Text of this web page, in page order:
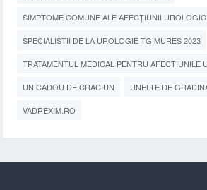
SIMPTOME COMUNE ALE AFECȚIUNII
SPECIALISTII DE LA UROLOGIE TG MURES 2023
TRATAMENTUL MEDICAL PENTRU AFECTIUNILE
UN CADOU DE CRACIUN UNELTE DE
VADREXIM.RO